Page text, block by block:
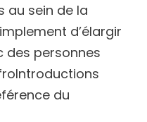
au sein de la
d’élargir
des personnes
du